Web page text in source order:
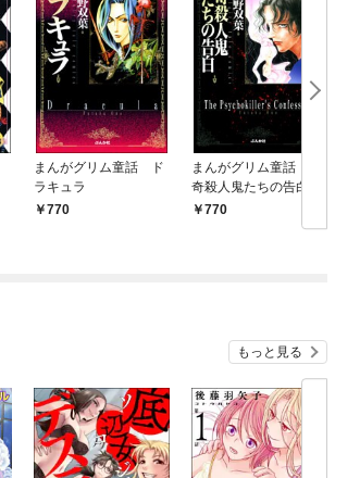
まんがグリム童話 ド
ラキュラ
770
まんがグリム童話 猟
奇殺人鬼たちの告白
770
もっと見る